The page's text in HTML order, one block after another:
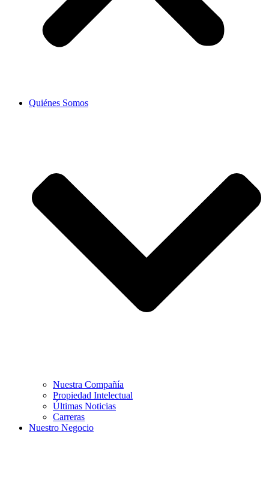
Quiénes Somos
Nuestra Compañía
Propiedad Intelectual
Últimas Noticias
Carreras
Nuestro Negocio